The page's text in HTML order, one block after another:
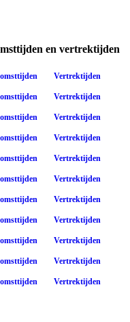
en vertrektijden
Vertrektijden
Vertrektijden
Vertrektijden
Vertrektijden
Vertrektijden
Vertrektijden
Vertrektijden
Vertrektijden
Vertrektijden
Vertrektijden
Vertrektijden